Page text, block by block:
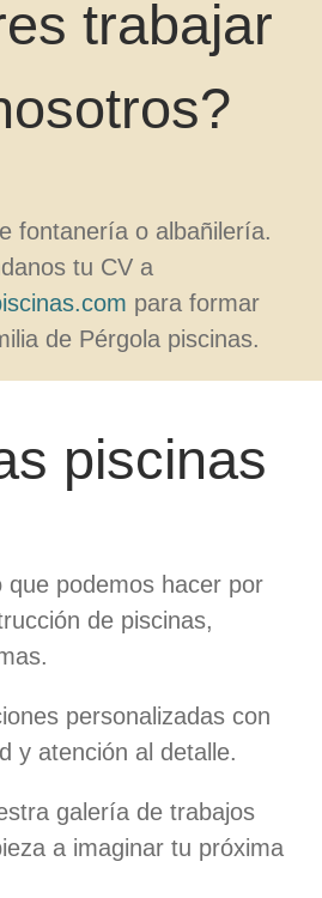
trabajar
fontanería o albañilería.
tu CV a
para formar
de Pérgola piscinas.
piscinas
que podemos hacer por
de piscinas,
personalizadas con
y atención al detalle.
galería de trabajos
a imaginar tu próxima